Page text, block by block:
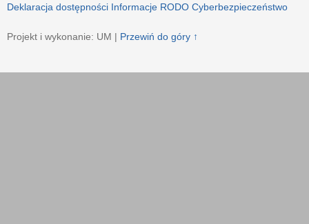
Deklaracja dostępności Informacje RODO Cyberbezpieczeństwo
Projekt i wykonanie: UM | Przewiń do góry ↑